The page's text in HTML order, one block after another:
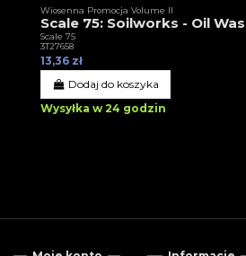
Wiosenna Promocja Volume II
Scale 75: Soilworks - Oil
Scale 75
3T27658
13,36 zł
Dodaj do koszyka
Wysyłka w 24 godzin